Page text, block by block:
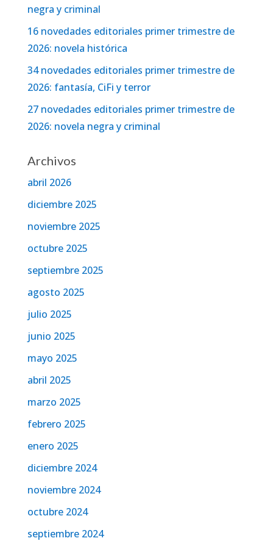
negra y criminal
16 novedades editoriales primer trimestre de
2026: novela histórica
34 novedades editoriales primer trimestre de
2026: fantasía, CiFi y terror
27 novedades editoriales primer trimestre de
2026: novela negra y criminal
Archivos
abril 2026
diciembre 2025
noviembre 2025
octubre 2025
septiembre 2025
agosto 2025
julio 2025
junio 2025
mayo 2025
abril 2025
marzo 2025
febrero 2025
enero 2025
diciembre 2024
noviembre 2024
octubre 2024
septiembre 2024